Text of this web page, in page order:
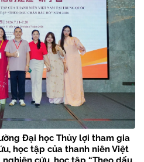
Đại học Thủy lợi tham gia
học tập của thanh niên Việt